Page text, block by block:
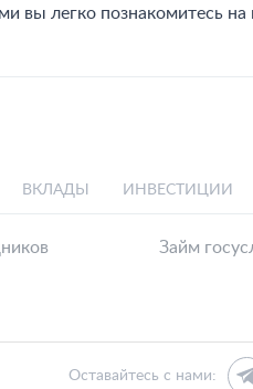
вы легко познакомитесь
ВКЛАДЫ ИНВЕСТИЦИИ
Займ
Оставайтесь с нами: